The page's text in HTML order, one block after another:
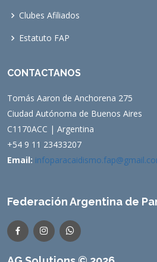
Clubes Afiliados
Estatuto FAP
CONTACTANOS
Tomás Aaron de Anchorena 275
Ciudad Autónoma de Buenos Aires
C1170ACC | Argentina
+54 9 11 23433207
Email:
Federación Argentina de